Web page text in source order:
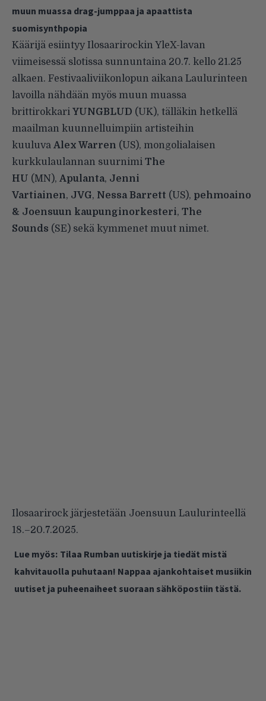
muun muassa drag-jumppaa ja apaattista
suomisynthpopia
Käärijä esiintyy Ilosaarirockin YleX-lavan
viimeisessä slotissa sunnuntaina 20.7. kello 21.25
alkaen. Festivaaliviikonlopun aikana Laulurinteen
lavoilla nähdään myös muun muassa
brittirokkari YUNGBLUD (UK), tälläkin hetkellä
maailman kuunnelluimpiin artisteihin
kuuluva Alex Warren (US), mongolialaisen
kurkkulaulannan suurnimi The
HU (MN), Apulanta, Jenni
Vartiainen, JVG, Nessa Barrett (US), pehmoaino
& Joensuun kaupunginorkesteri, The
Sounds (SE) sekä kymmenet muut nimet.
Ilosaarirock järjestetään Joensuun Laulurinteellä
18.–20.7.2025.
Lue myös: Tilaa Rumban uutiskirje ja tiedät mistä
kahvitauolla puhutaan! Nappaa ajankohtaiset musiikin
uutiset ja puheenaiheet suoraan sähköpostiin tästä.